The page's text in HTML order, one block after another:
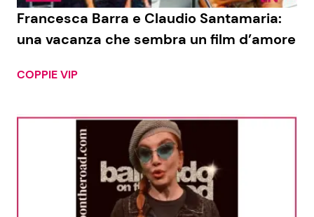
Francesca Barra e Claudio Santamaria:
una vacanza che sembra un film d’amore
COPPIE VIP